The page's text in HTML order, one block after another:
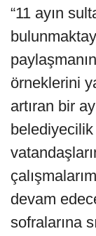
“11 ayın
örneklerini
artıran bir
devam
sofralarına